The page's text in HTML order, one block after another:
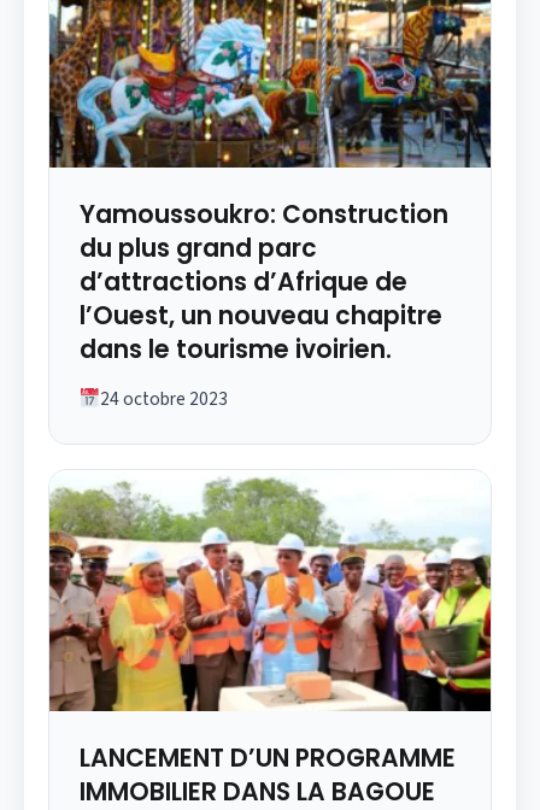
Yamoussoukro: Construction
du plus grand parc
d’attractions d’Afrique de
l’Ouest, un nouveau chapitre
dans le tourisme ivoirien.
24 octobre 2023
LANCEMENT D’UN PROGRAMME
IMMOBILIER DANS LA BAGOUE